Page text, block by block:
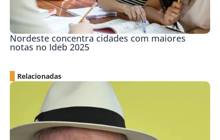
Nordeste concentra cidades com maiores
notas no Ideb 2025
Relacionadas